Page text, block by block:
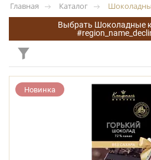
Главная Каталог
Выбрать Шоколадные
Новинка